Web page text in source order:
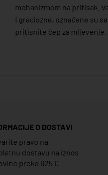
mehanizmom na pritisak.
i graciozne, označene su
pritisnite čep za mljevenje.
O DOSTAVI
pravo na
dostavu na iznos
preko 625 €